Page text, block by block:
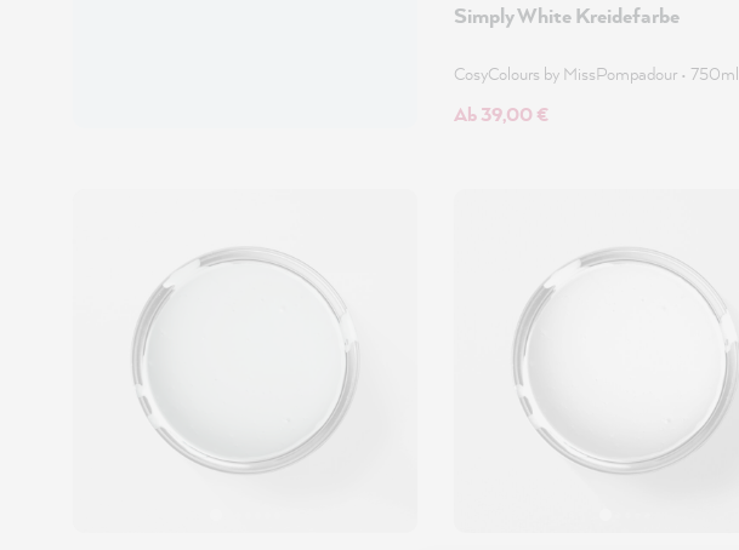
Simply White Kreidefarbe
CosyColours by MissPompadour • 750ml
Ab 39,00 €